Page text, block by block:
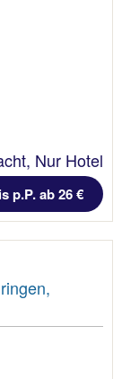
Nur Hotel
p.P. ab 26 €